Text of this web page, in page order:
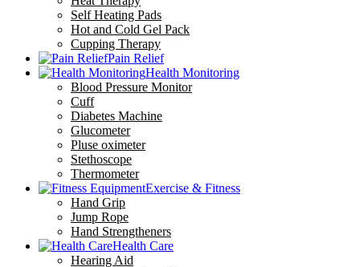
Self Heating Pads
Hot and Cold Gel Pack
Cupping Therapy
Pain Relief
Health Monitoring
Blood Pressure Monitor
Cuff
Diabetes Machine
Glucometer
Pluse oximeter
Stethoscope
Thermometer
Exercise & Fitness
Hand Grip
Jump Rope
Hand Strengtheners
Health Care
Hearing Aid